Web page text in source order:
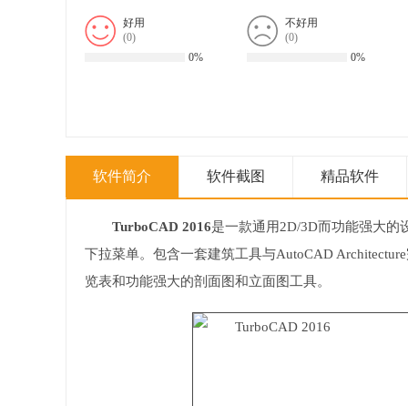
好用
(0)
0%
不好用
(0)
0%
软件简介 软件截图 精品软件
TurboCAD 2016是一款通用2D/3D而功能强大的
下拉菜单。包含一套建筑工具与AutoCAD
览表和功能强大的剖面图和立面图工具。